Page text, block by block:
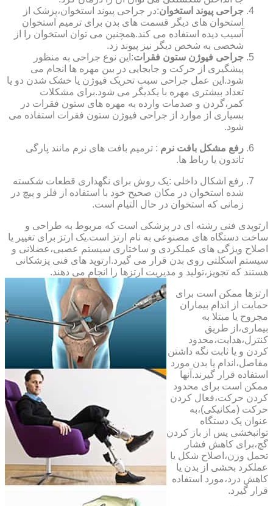
جراحی پیوند استخوان:در جراحی پیوند استخوان،پزشک از
استخوان های دیگر قسمت های بدن برای ترمیم استخوان
آسیب دیده استفاده می کند.همچنین می توان استخوان را از
شخصی به شخص دیگر نیز پیوند زد.
جراحی فیوژن ستون فقرات:این نوع جراحی به منظور
پیشگیری از حرکت و جابجایی در بین مهره ها انجام می
شود.این عمل جراحی سبب تحریک فیوژن یا خشک شدن دو یا
تعداد بیشتری مهره با یکدیگر می شود.برای مشکلات
کمر،گردن و صدمات وارده به مهره های ستون فقرات در
بسیاری از موارد از جراحی فیوژن ستون فقرات استفاده می
شود.
رفع مشکل بافت نرم : ترمیم بافت های نرم مانند پارگی
تاندون یا رباط ها.
رفع اشکال داخلی :یک روش برای نگهداری قطعات شکسته
شده استخوان در مکان صحیح خود با استفاده از فلز و پیچ در
زمانی که استخوان در حال التیام است.
ارتوپدی فنی رشته ای در پزشکی است که مربوط به طراحی و
ساخت دستگاه های مصنوعی به نام ارتز است.یک ارتز برای تغییر یا
اصلاح ویژگی های عملکردی و ساختاری سیستم عصبی،عضلانی و
سیستم اسکلتی روی بدن قرار می گیرد.ارتوپد های فنی پزشکانی
هستند که تجویز،تولید و مدیریت ارتزها را انجام می دهند.
ارتزها ممکن است برای
حمایت از اندام بیماران
مجروح یا مبتلا به
بیماری،از طریق
کنترل،هدایت،محدود
کردن و یا ثابت نگه داشتن
مفاصل،اندام یا بدن مورد
استفاده قرار گیرند.آنها
ممکن است برای محدود
کردن حرکت،فعال کردن
حرکت (مکانیکی)،به
عنوان یک دستگاه
توانبخشی پس از باز کردن
گچ،برای کاهش فشار
تحمل وزن،اصلاح شکل یا
عملکرد بخشی از بدن یا
کاهش درد،مورد استفاده
قرار گیرد.